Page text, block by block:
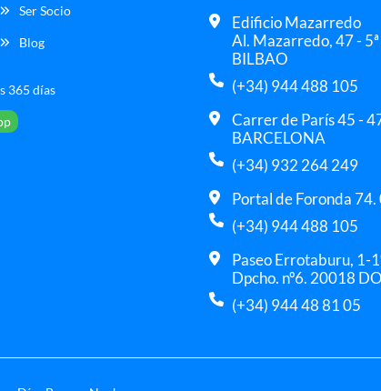
Ser Socio
Blog
365 días
Edificio Mazarredo
Al. Mazarredo, 47 -
BILBAO
(+34) 944 488 105
Carrer de París 45 -
BARCELONA
(+34) 932 264 249
Portal de Foronda
(+34) 944 488 105
Paseo Errotaburu, 1-
Dpcho. nº6. 20018
(+34) 944 48 81 05